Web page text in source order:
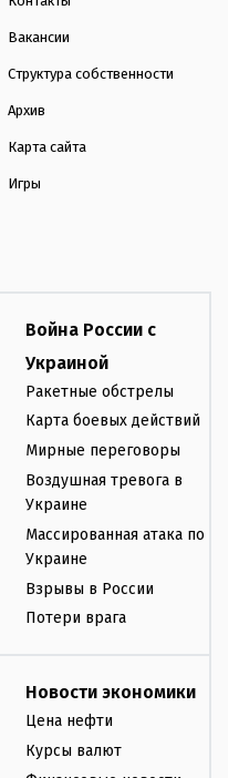
Вакансии
Структура собственности
Архив
Карта сайта
Игры
Война России с
Украиной
Ракетные обстрелы
Карта боевых действий
Мирные переговоры
Воздушная тревога в
Украине
Массированная атака по
Украине
Взрывы в России
Потери врага
Новости экономики
Цена нефти
Курсы валют